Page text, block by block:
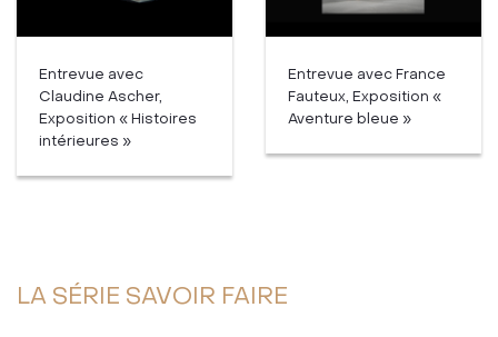
Entrevue avec
Claudine Ascher,
Exposition « Histoires
intérieures »
Entrevue avec France
Fauteux, Exposition «
Aventure bleue »
LA SÉRIE SAVOIR FAIRE